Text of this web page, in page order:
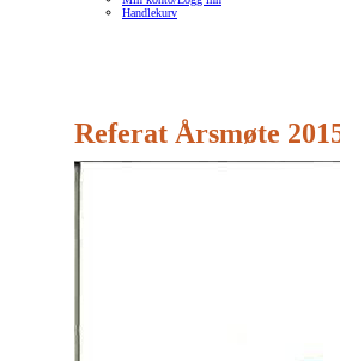
Handlekurv
Referat Årsmøte